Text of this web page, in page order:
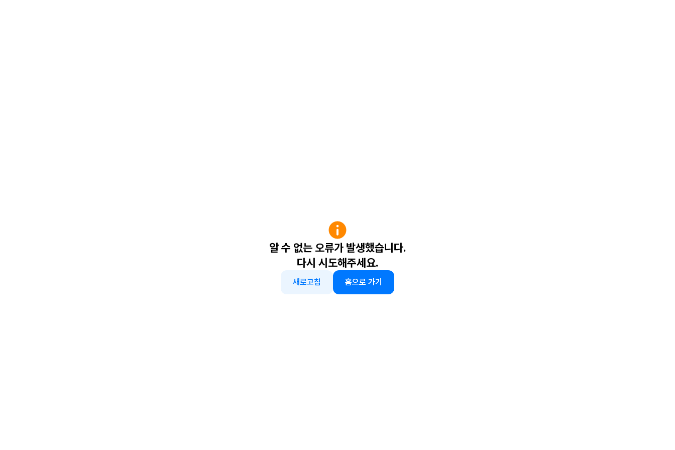
알 수 없는 오류가 발생했습니다.
다시 시도해주세요.
새로고침 홈으로 가기